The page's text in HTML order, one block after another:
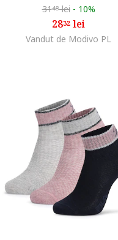
3148lei - 10%
2832 lei
Vandut de Modivo PL